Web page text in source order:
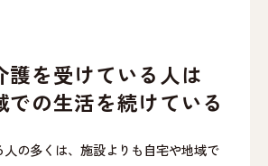
護を受けている人は
での生活を続けている
の多くは、施設よりも自宅や地域で